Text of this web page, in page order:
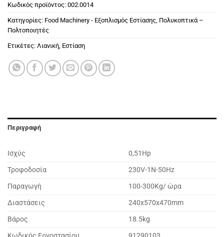
Κωδικός προϊόντος: 002.0014
Κατηγορίες: Food Machinery - Εξοπλισμός Εστίασης, Πολυκοπτικά –
Πολτοποιητές
Ετικέτες: Λιανική, Εστίαση
Περιγραφή
Ισχύς
0,51Hp
Τροφοδοσία
230V-1N-50Hz
Παραγωγή
100-300Kg/ ώρα
Διαστάσεις
240x570x470mm
Βάρος
18.5kg